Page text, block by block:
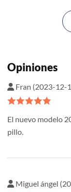
Opiniones
Fran (2023-12-
El nuevo modelo
pillo.
Miguel ángel